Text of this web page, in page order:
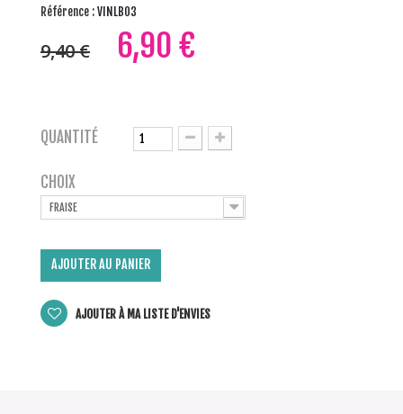
Référence :VINLB03
9,40 € 6,90 €
QUANTITÉ
CHOIX
FRAISE
AJOUTER AU PANIER
AJOUTER À MA LISTE D'ENVIES